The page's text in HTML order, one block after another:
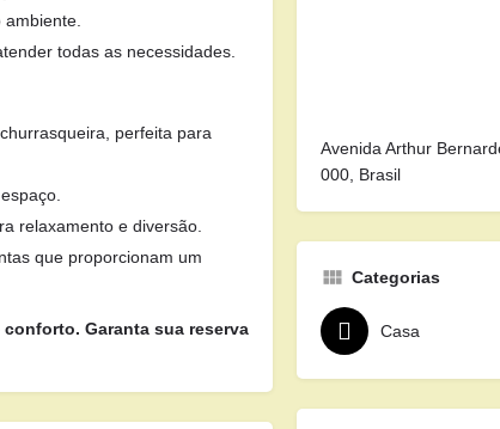
todas as necessidades.
perfeita para
relaxamento e diversão.
que proporcionam um
Garanta sua reserva
Avenida Arthur
000, Brasil
Categorias
Casa